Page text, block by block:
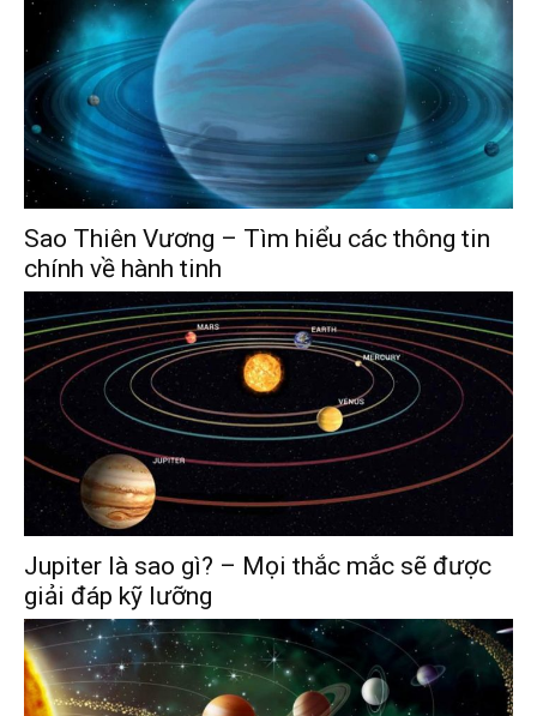
Sao Thiên Vương – Tìm hiểu các thông tin
chính về hành tinh
Jupiter là sao gì? – Mọi thắc mắc sẽ được
giải đáp kỹ lưỡng